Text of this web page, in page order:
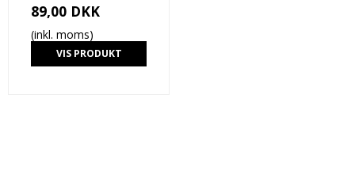
89,00 DKK
(inkl. moms)
VIS PRODUKT